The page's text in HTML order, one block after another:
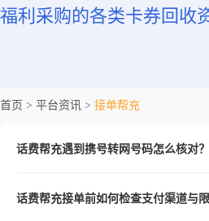
福利采购的各类卡券回收
首页 > 平台资讯 > 接单帮充
话费帮充遇到携号转网号码怎么核对？
话费帮充接单前如何检查支付渠道与限